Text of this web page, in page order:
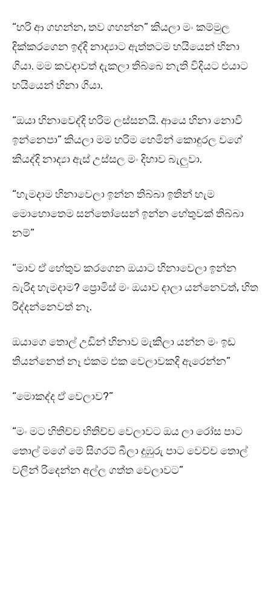
“හරි ආ ගහන්න, තව ගහන්න” කියලා මං කම්මුල
දික්කරගෙන ඉද්දි නාද්‍යාට ඇත්තටම හයියෙන් හිනා
ගියා. මම කවදාවත් දැකලා තිබ්බෙ නැති විදියට එයාට
හයියෙන් හිනා ගියා.
“ඔයා හිනාවෙද්දි හරිම ලස්සනයි. ආයෙ හිනා නොවී
ඉන්නෙපා” කියලා මම හරිම හෙමින් කොඳුරල වගේ
කියද්දි නාද්‍යා ඇස් උස්සල මං දිහාව බැලුවා.
“හැමදාම හිනාවෙලා ඉන්න තිබ්බා ඉතින් හැම
මොහොතෙම සන්තෝසෙන් ඉන්න හේතුවක් තිබ්බා
නම්”
“මාව ඒ හේතුව කරගෙන ඔයාට හිනාවෙලා ඉන්න
බැරිද හැමදාම? ප්‍රොමිස් මං ඔයාව දාලා යන්නෙවත්, හිත
රිද්දන්නෙවත් නෑ.
ඔයාගෙ තොල් උඩින් හිනාව මැකිලා යන්න මං ඉඩ
තියන්නෙත් නෑ එකම එක වෙලාවකදි ඇරෙන්න”
“මොකද්ද ඒ වෙලාව?”
“මං මට හිතිච්ච හිතිච්ච වෙලාවට ඔය ලා රෝස පාට
තොල් මගේ මේ සිගරට් බීලා දුඹුරු පාට වෙච්ච තොල්
වලින් රිදෙන්න අල්ල ගත්ත වෙලාවට”